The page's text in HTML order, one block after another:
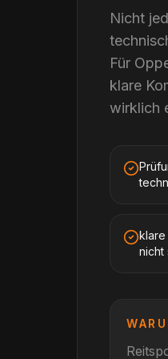
Nicht
Für
klare
wirklich
klare
nicht